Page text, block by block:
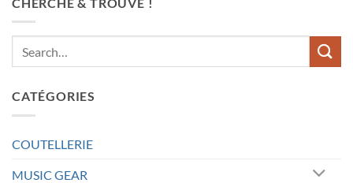
CATÉGORIES
COUTELLERIE
MUSIC GEAR